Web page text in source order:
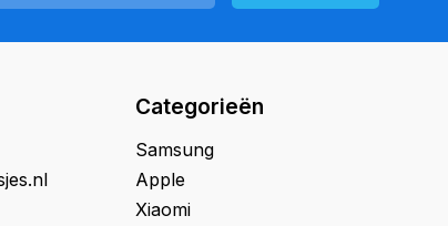
Categorieën
Samsung
Apple
Xiaomi